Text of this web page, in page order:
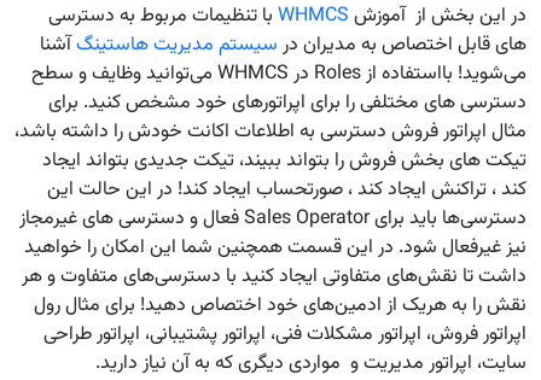
در این بخش از آموزش WHMCS با تنظیمات مربوط به دسترسی
های قابل اختصاص به مدیران در سیستم مدیریت هاستینگآشنا
می‌شوید! بااستفاده از Roles در WHMCS می‌توانید وظایف و سطح
دسترسی های مختلفی را برای اپراتورهای خود مشخص کنید. برای
مثال اپراتور فروش دسترسی به اطلاعات اکانت خودش را داشته باشد،
تیکت های بخش فروش را بتواند ببیند، تیکت جدیدی بتواند ایجاد
کند ، تراکنش ایجاد کند ، صورتحساب ایجاد کند! در این حالت این
دسترسی‌ها باید برای Sales Operator فعال و دسترسی های غیرمجاز
نیز غیرفعال شود. در این قسمت همچنین شما این امکان را خواهید
داشت تا نقش‌‌های متفاوتی ایجاد کنید با دسترسی‌های متفاوت و هر
نقش را به هریک از ادمین‌های خود اختصاص دهید! برای مثال رول
اپراتور فروش، اپراتور مشکلات فنی، اپراتور پشتیبانی، اپراتور طراحی
سایت، اپراتور مدیریت و مواردی دیگری که به آن نیاز دارید.